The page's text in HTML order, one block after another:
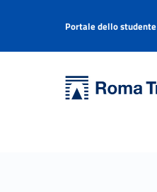
Università Roma Tre
Header info sidebar
Portale dello studente